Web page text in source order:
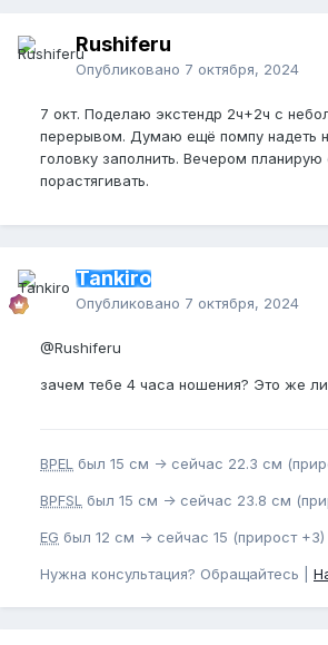
Rushiferu
Опубликовано 7 октября, 2024
7 окт. Поделаю экстендр 2ч+2ч с
перерывом. Думаю ещё помпу надеть
головку заполнить. Вечером планирую
порастягивать.
Tankiro
Опубликовано 7 октября, 2024
@Rushiferu
зачем тебе 4 часа ношения? Это же
BPEL был 15 см -> сейчас 22.3 см
BPFSL был 15 см -> сейчас 23.8 см
EG был 12 см -> сейчас 15 (прирост +3)
Нужна консультация? Обращайтесь |